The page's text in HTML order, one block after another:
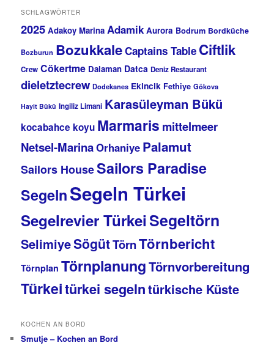
SCHLAGWÖRTER
2025 Adakoy Marina Adamik Aurora Bodrum Bordküche
Bozburun BozukkaleCaptains Table Ciftlik
Crew Cökertme Dalaman Datca Deniz Restaurant
dieletztecrew Dodekanes Ekincik Fethiye Gökova
Hayit Bükü Ingiliz Limani Karasüleyman Bükü
kocabahce koyu Marmaris mittelmeer
Netsel-MarinaOrhaniye Palamut
Sailors HouseSailors Paradise
SegelnSegeln Türkei
Segelrevier TürkeiSegeltörn
SelimiyeSögütTörnTörnbericht
Törnplan TörnplanungTörnvorbereitung
Türkeitürkei segelntürkische Küste
KOCHEN AN BORD
Smutje – Kochen an Bord